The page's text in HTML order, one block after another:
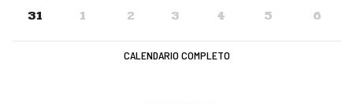
31
1 2 3 4 5 6
CALENDARIO COMPLETO